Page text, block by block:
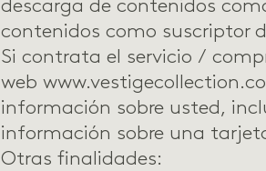
descarga de contenidos
contenidos como suscriptor
Si contrata el servicio /
web
información sobre usted,
información sobre una
Otras finalidades: